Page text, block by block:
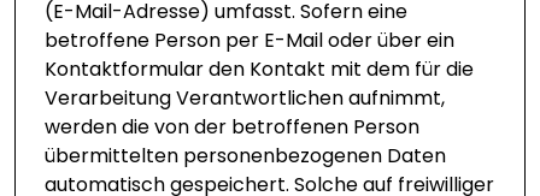
(E-Mail-Adresse) umfasst. Sofern eine
betroffene Person per E-Mail oder über ein
Kontaktformular den Kontakt mit dem für die
Verarbeitung Verantwortlichen aufnimmt,
werden die von der betroffenen Person
übermittelten personenbezogenen Daten
automatisch gespeichert. Solche auf freiwilliger